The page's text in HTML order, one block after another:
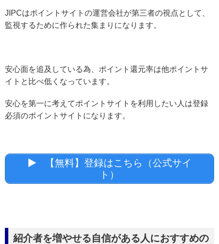
JIPCはポイントサイトの運営会社が第三者の視点として、
監視するために作られた集まりになります。
安心面を追及している為、ポイント還元率は他ポイントサ
イトと比べ低くなっています。
安心を第一に考えてポイントサイトを利用したい人は登録
必須のポイントサイトになります。
【無料】登録はこちら（公式サイ
ト）
紹介者を増やせる自信がある人におすすめの